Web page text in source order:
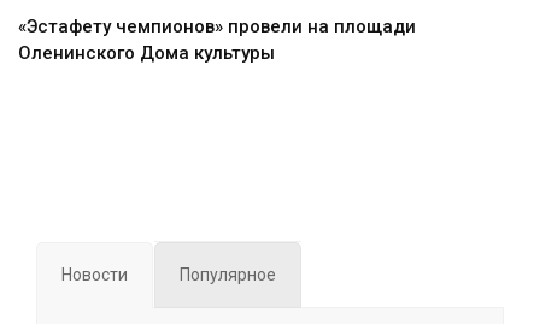
«Эстафету чемпионов» провели на площади
Оленинского Дома культуры
Новости Популярное